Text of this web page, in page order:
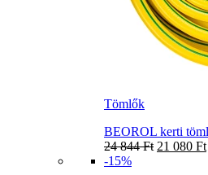
Tömlők
BEOROL kerti
24 844Ft 21 080 Ft
-15%